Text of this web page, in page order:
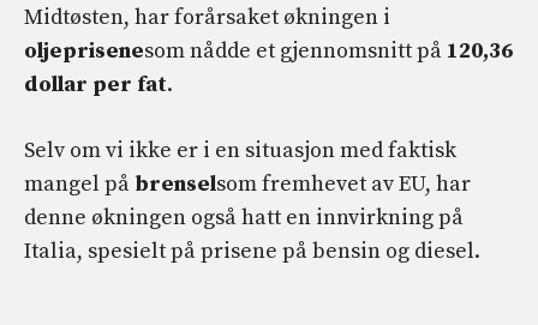
Midtøsten, har forårsaket økningen i
oljeprisenesom nådde et gjennomsnitt på 120,36
dollar per fat.
Selv om vi ikke er i en situasjon med faktisk
mangel på brenselsom fremhevet av EU, har
denne økningen også hatt en innvirkning på
Italia, spesielt på prisene på bensin og diesel.